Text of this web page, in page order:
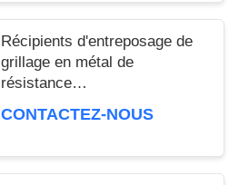
Récipients d'entreposage de
grillage en métal de
résistance
cour de fret
CONTACTEZ-NOUS